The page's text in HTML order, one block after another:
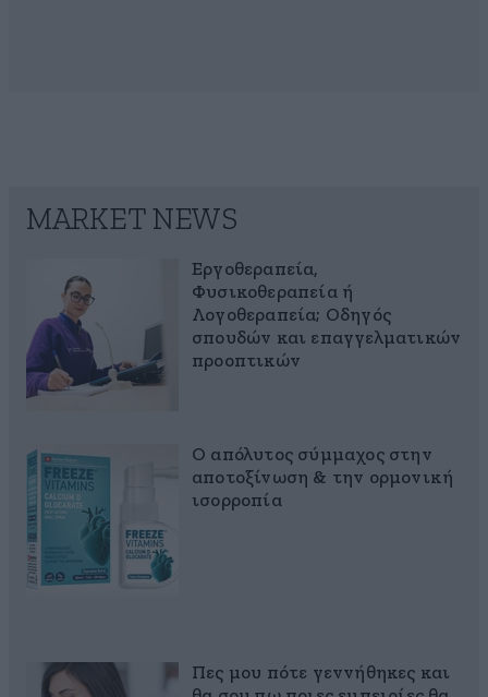
MARKET NEWS
Εργοθεραπεία,
Φυσικοθεραπεία ή
Λογοθεραπεία; Οδηγός
σπουδών και επαγγελματικών
προοπτικών
Ο απόλυτος σύμμαχος στην
αποτοξίνωση & την ορμονική
ισορροπία
Πες μου πότε γεννήθηκες και